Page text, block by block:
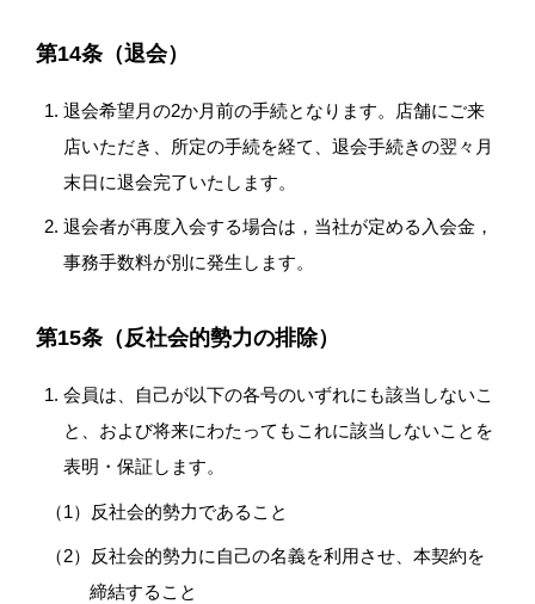
第14条（退会）
退会希望月の2か月前の手続となります。店舗にご来
店いただき、所定の手続を経て、退会手続きの翌々月
末日に退会完了いたします。
退会者が再度入会する場合は，当社が定める入会金，
事務手数料が別に発生します。
第15条（反社会的勢力の排除）
会員は、自己が以下の各号のいずれにも該当しないこ
と、および将来にわたってもこれに該当しないことを
表明・保証します。
反社会的勢力であること
反社会的勢力に自己の名義を利用させ、本契約を
締結すること